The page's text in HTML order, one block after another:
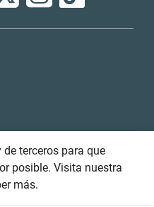
terceros para que
posible. Visita nuestra
más.Política de privacidad